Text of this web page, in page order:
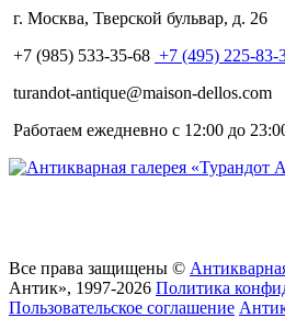
г. Москва, Тверской бульвар, д. 26
+7 (985) 533-35-68 +7 (495) 225-83-
turandot-antique@maison-dellos.com
Работаем ежедневно с 12:00 до
Все права защищены ©
Антик», 1997-2026 Политика
Пользовательское соглашение